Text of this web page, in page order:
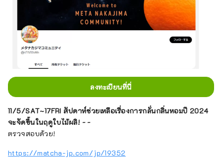
ลงทะเบียนที่นี่
11/5/SAT~17FRI สัปดาห์ช่วยเหลือเรื่องการกลั่นกลิ่นหอมปี 2024
จะจัดขึ้นในฤดูใบไม้ผลิ! - -
ตรวจสอบด้วย!
https://matcha-jp.com/jp/19352